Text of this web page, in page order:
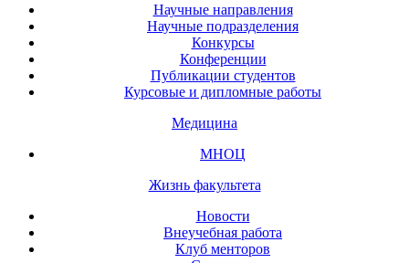
Научные направления
Научные подразделения
Конкурсы
Конференции
Публикации студентов
Курсовые и дипломные работы
Медицина
МНОЦ
Жизнь факультета
Новости
Внеучебная работа
Клуб менторов